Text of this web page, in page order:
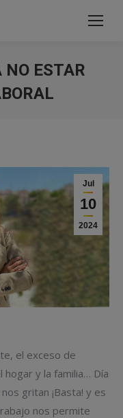
NO ESTAR
Jul
10
2024
el exceso de
y la familia… Día
gritan ¡Basta! y es
nos permite